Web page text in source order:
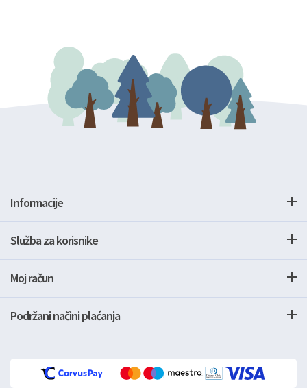
Informacije
Služba za korisnike
Moj račun
Podržani načini plaćanja